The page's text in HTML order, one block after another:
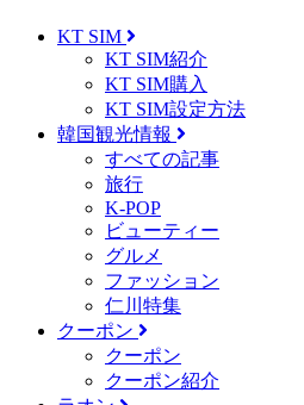
KT SIM
KT SIM紹介
KT SIM購入
KT SIM設定方法
韓国観光情報
すべての記事
旅行
K-POP
ビューティー
グルメ
ファッション
仁川特集
クーポン
クーポン
クーポン紹介